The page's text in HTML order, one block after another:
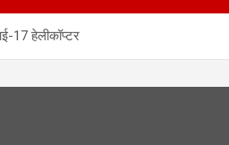
17 हेलीकॉप्टर